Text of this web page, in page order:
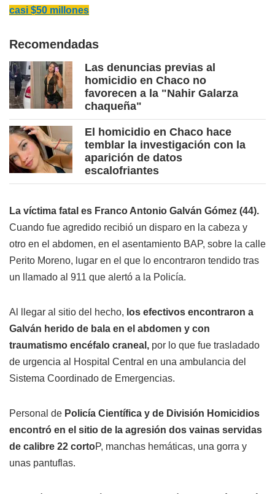
casi $50 millones
Recomendadas
Las denuncias previas al
homicidio en Chaco no
favorecen a la "Nahir Galarza
chaqueña"
El homicidio en Chaco hace
temblar la investigación con la
aparición de datos
escalofriantes
La víctima fatal es Franco Antonio Galván Gómez (44).
Cuando fue agredido recibió un disparo en la cabeza y
otro en el abdomen, en el asentamiento BAP, sobre la calle
Perito Moreno, lugar en el que lo encontraron tendido tras
un llamado al 911 que alertó a la Policía.
Al llegar al sitio del hecho, los efectivos encontraron a
Galván herido de bala en el abdomen y con
traumatismo encéfalo craneal, por lo que fue trasladado
de urgencia al Hospital Central en una ambulancia del
Sistema Coordinado de Emergencias.
Personal de Policía Científica y de División Homicidios
encontró en el sitio de la agresión dos vainas servidas
de calibre 22 cortoP, manchas hemáticas, una gorra y
unas pantuflas.